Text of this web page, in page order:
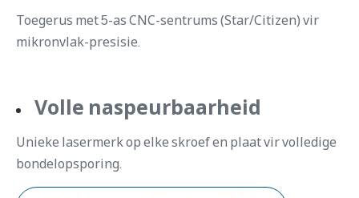
Toegerus met 5-as CNC-sentrums (Star/Citizen) vir
mikronvlak-presisie.
Volle naspeurbaarheid
Unieke lasermerk op elke skroef en plaat vir volledige
bondelopsporing.